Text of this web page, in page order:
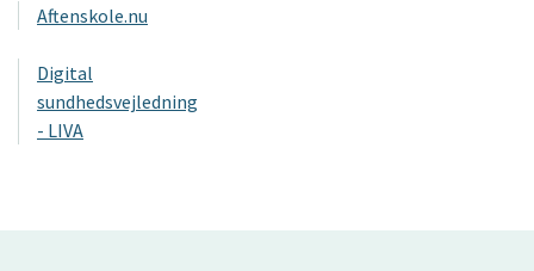
Aftenskole.nu
Digital
sundhedsvejledning
- LIVA